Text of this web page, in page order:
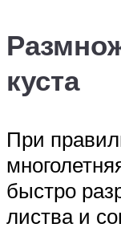
куста
При
быстро
листва и